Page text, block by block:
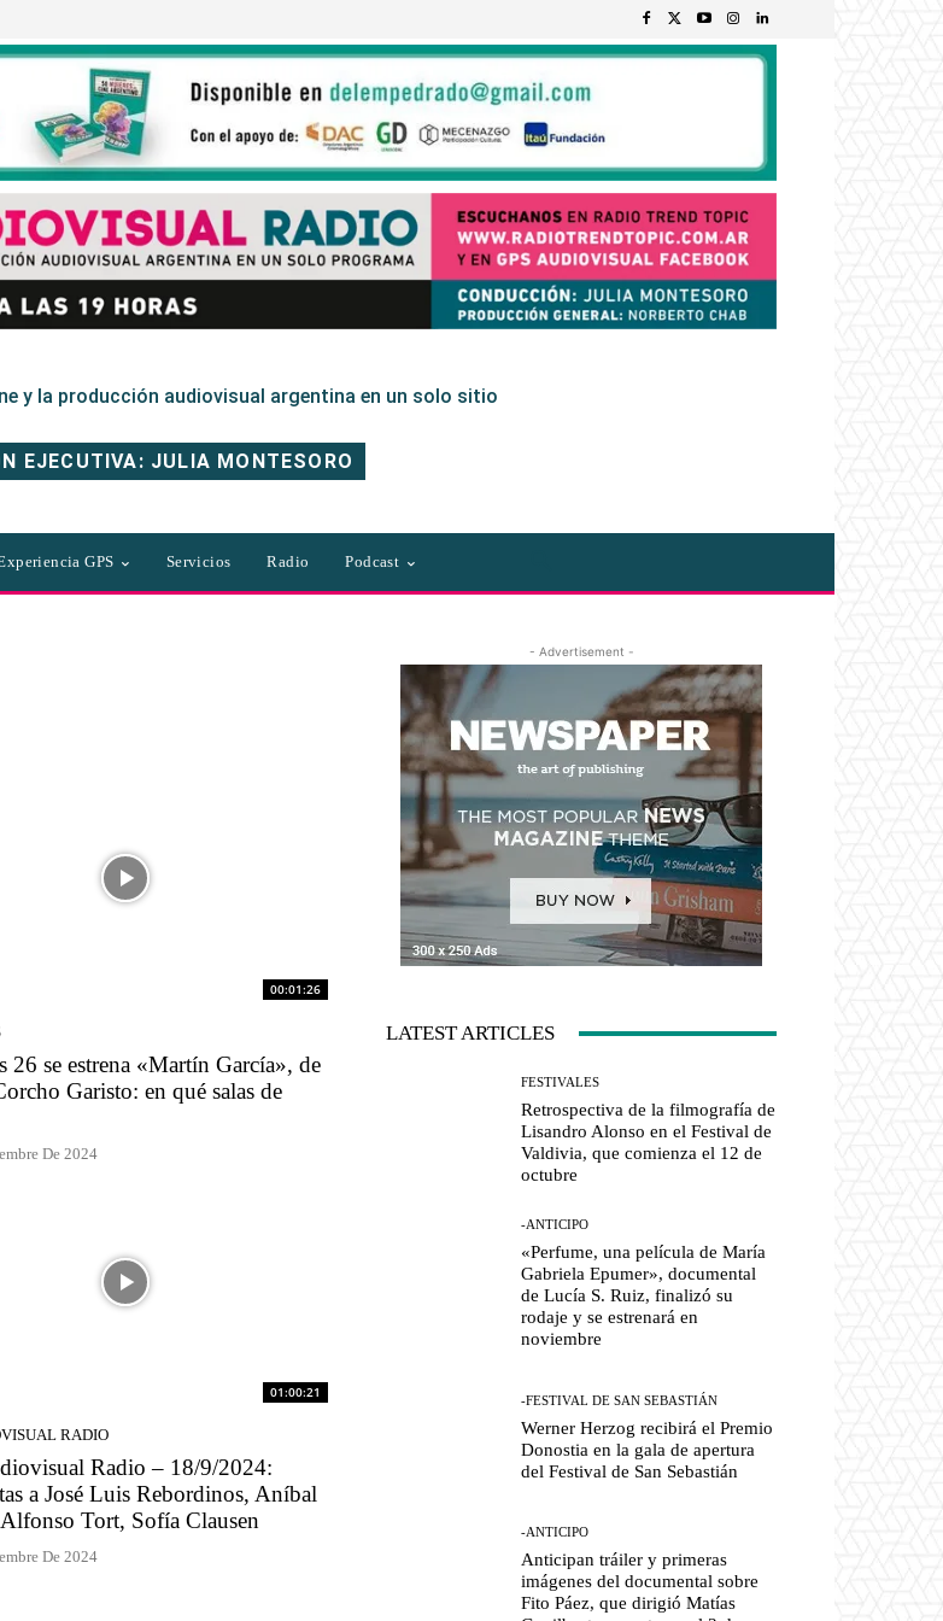
y la producción audiovisual argentina en un solo sitio
EJECUTIVA: JULIA MONTESORO
GPS Servicios Radio Podcast
00:01:26
26 se estrena «Martín García», de
Garisto: en qué salas de
De 2024
01:00:21
RADIO
Radio – 18/9/2024:
a José Luis Rebordinos, Aníbal
Tort, Sofía Clausen
De 2024
- Advertisement -
LATEST ARTICLES
FESTIVALES
Retrospectiva de la filmografía de
Lisandro Alonso en el Festival de
Valdivia, que comienza el 12 de
octubre
-ANTICIPO
«Perfume, una película de María
Gabriela Epumer», documental
de Lucía S. Ruiz, finalizó su
rodaje y se estrenará en
noviembre
-FESTIVAL DE SAN SEBASTIÁN
Werner Herzog recibirá el Premio
Donostia en la gala de apertura
del Festival de San Sebastián
-ANTICIPO
Anticipan tráiler y primeras
imágenes del documental sobre
Fito Páez, que dirigió Matías